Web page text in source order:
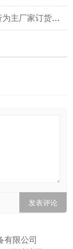
下一篇：全国翅片管价格将或趋稳运行为主厂家订货情况较好
有限公司